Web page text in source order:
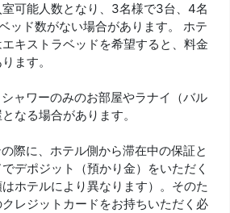
可能人数となり、3名様で3台、4名
ッド数がない場合があります。 ホテ
キストラベッドを希望すると、料金
ます。
ャワーのみのお部屋やラナイ（バル
なる場合があります。
際に、ホテル側から滞在中の保証と
デポジット（預かり金）をいただく
ホテルにより異なります）。そのた
レジットカードをお持ちいただく必